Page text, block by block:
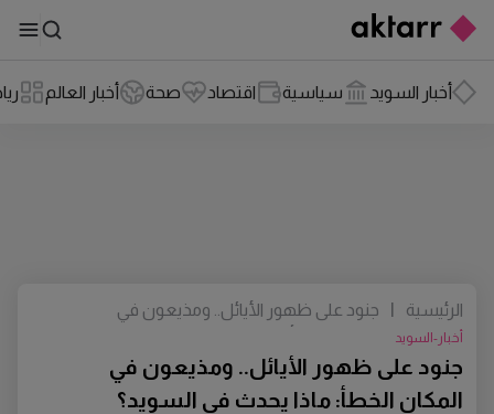
أخبار السويد سياسية اقتصاد صحة أخبار العالم
جنود على ظهور الأيائل.. ومذيعون في
المكان الخطأ: ماذا يحدث في السويد؟
أخبار-السويد
الرئيسية |
جنود على ظهور الأيائل.. ومذيعون في